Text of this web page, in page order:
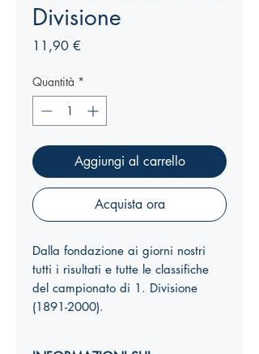
Divisione
11,90 €
Quantità *
Aggiungi al carrello
Acquista ora
Dalla fondazione ai giorni nostri
tutti i risultati e tutte le classifiche
del campionato di 1. Divisione
(1891-2000).